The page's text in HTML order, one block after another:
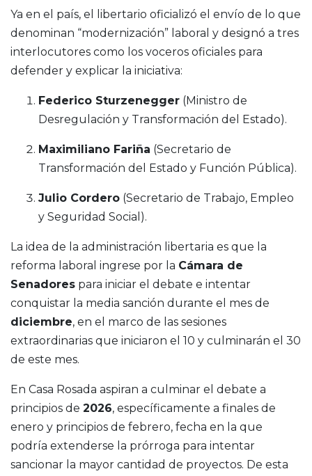
Ya en el país, el libertario oficializó el envío de lo que
denominan “modernización” laboral y designó a tres
interlocutores como los voceros oficiales para
defender y explicar la iniciativa:
Federico Sturzenegger (Ministro de
Desregulación y Transformación del Estado).
Maximiliano Fariña (Secretario de
Transformación del Estado y Función Pública).
Julio Cordero (Secretario de Trabajo, Empleo
y Seguridad Social).
La idea de la administración libertaria es que la
reforma laboral ingrese por la Cámara de
Senadores para iniciar el debate e intentar
conquistar la media sanción durante el mes de
diciembre, en el marco de las sesiones
extraordinarias que iniciaron el 10 y culminarán el 30
de este mes.
En Casa Rosada aspiran a culminar el debate a
principios de 2026, específicamente a finales de
enero y principios de febrero, fecha en la que
podría extenderse la prórroga para intentar
sancionar la mayor cantidad de proyectos. De esta